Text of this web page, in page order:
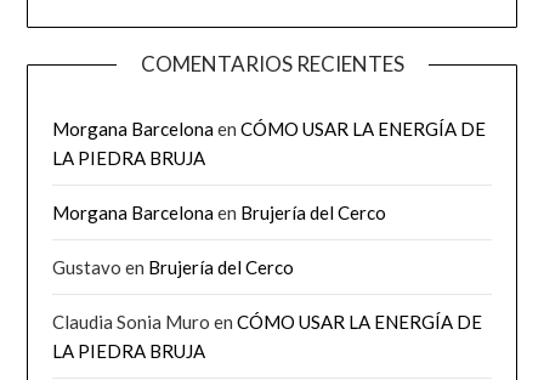
COMENTARIOS RECIENTES
Morgana BarcelonaenCÓMO USAR LA ENERGÍA DE
LA PIEDRA BRUJA
Morgana Barcelonaen Brujería del Cerco
Gustavo en Brujería del Cerco
Claudia Sonia Muro enCÓMO USAR LA ENERGÍA DE
LA PIEDRA BRUJA